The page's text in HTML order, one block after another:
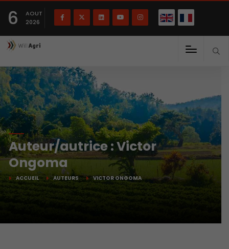
6
AOUT
2026
Auteur/autrice :Victor
Ongoma
ACCUEIL AUTEURS VICTOR ONGOMA
Français English(English)